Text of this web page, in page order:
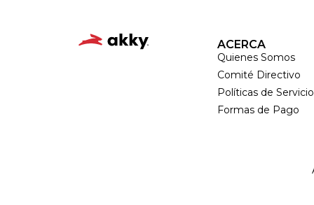
ACERCA
Quienes Somos
Comité Directivo
Políticas de
Formas de Pago